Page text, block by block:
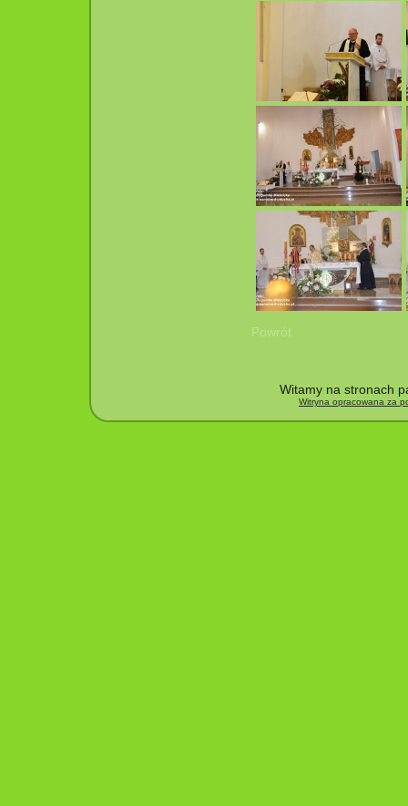
Powrót
Witamy na stronach
Witryna opracowana za